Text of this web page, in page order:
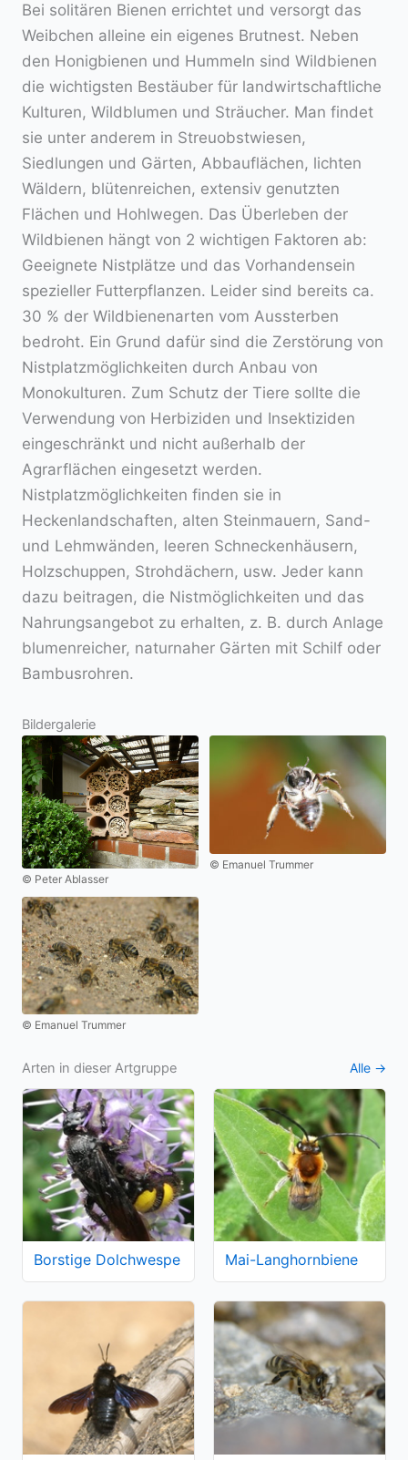
Bei solitären Bienen errichtet und versorgt das
Weibchen alleine ein eigenes Brutnest. Neben
den Honigbienen und Hummeln sind Wildbienen
die wichtigsten Bestäuber für landwirtschaftliche
Kulturen, Wildblumen und Sträucher. Man findet
sie unter anderem in Streuobstwiesen,
Siedlungen und Gärten, Abbauflächen, lichten
Wäldern, blütenreichen, extensiv genutzten
Flächen und Hohlwegen. Das Überleben der
Wildbienen hängt von 2 wichtigen Faktoren ab:
Geeignete Nistplätze und das Vorhandensein
spezieller Futterpflanzen. Leider sind bereits ca.
30 % der Wildbienenarten vom Aussterben
bedroht. Ein Grund dafür sind die Zerstörung von
Nistplatzmöglichkeiten durch Anbau von
Monokulturen. Zum Schutz der Tiere sollte die
Verwendung von Herbiziden und Insektiziden
eingeschränkt und nicht außerhalb der
Agrarflächen eingesetzt werden.
Nistplatzmöglichkeiten finden sie in
Heckenlandschaften, alten Steinmauern, Sand-
und Lehmwänden, leeren Schneckenhäusern,
Holzschuppen, Strohdächern, usw. Jeder kann
dazu beitragen, die Nistmöglichkeiten und das
Nahrungsangebot zu erhalten, z. B. durch Anlage
blumenreicher, naturnaher Gärten mit Schilf oder
Bambusrohren.
Bildergalerie
© Peter Ablasser
© Emanuel Trummer
© Emanuel Trummer
Arten in dieser Artgruppe Alle →
Borstige Dolchwespe Mai-Langhornbiene